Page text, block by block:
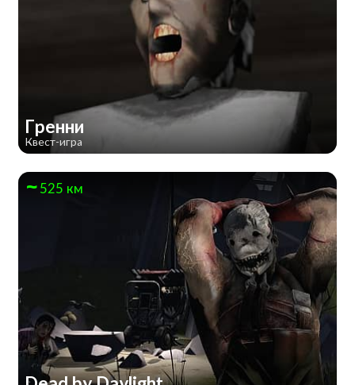
Гренни
Квест-игра
525 км